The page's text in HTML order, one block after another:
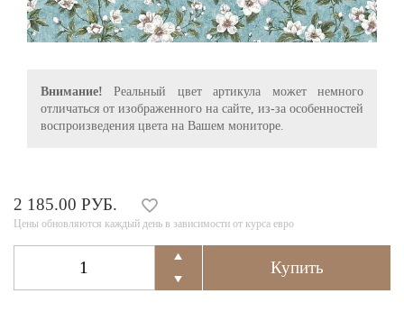
Внимание! Реальный цвет артикула может немного
отличаться от изображенного на сайте, из-за особенностей
воспроизведения цвета на Вашем мониторе.
2 185.00 РУБ.
Цены обновляются каждый день в зависимости от курса евро